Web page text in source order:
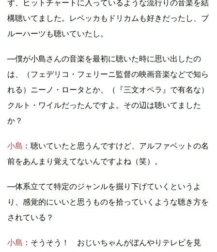
ず、ヒットチャートに入っているような流行りの音楽を結
構聴いてました。レベッカもドリカムも好きだったし、ブ
ルーハーツも聴いていたし。
―僕が小島さんの音楽を最初に聴いた時に思い出したの
は、（フェデリコ・フェリーニ監督の映画音楽などで知ら
れる）ニーノ・ロータとか、（『三文オペラ』で有名な）
クルト・ワイルだったんですよ。その辺は聴いてました
か？
小島 ：聴いていたと思うんですけど、アルファベットの名
前をあんまり覚えてないんですよね（笑）。
―体系立てて特定のジャンルを掘り下げていくというよ
り、感覚的にいいと思うものを拾っていくような聴き方を
されている？
小島 ：そうそう！ おじいちゃんがぼんやりテレビを見